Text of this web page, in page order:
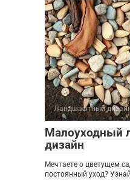
Ландшафтный
Малоуходный
дизайн
Мечтаете о цветущем
постоянный уход?